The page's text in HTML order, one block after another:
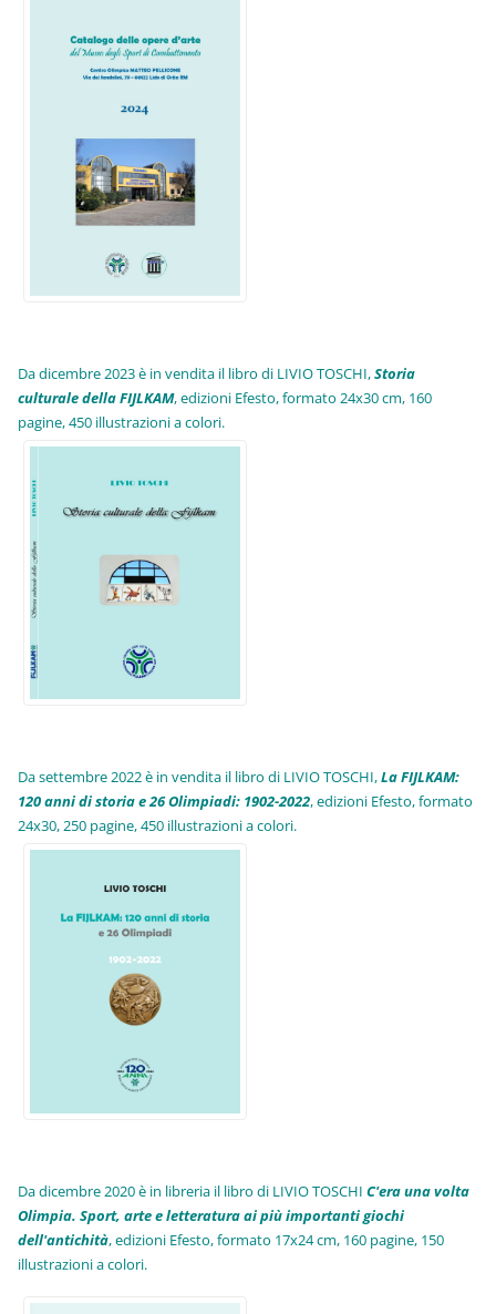
Da dicembre 2023 è in vendita il libro di LIVIO TOSCHI,Storia
culturale della FIJLKAM, edizioni Efesto, formato 24x30 cm, 160
pagine, 450 illustrazioni a colori.
Da settembre 2022 è in vendita il libro di LIVIO TOSCHI,La FIJLKAM:
120 anni di storia e 26 Olimpiadi: 1902-2022, edizioni Efesto, formato
24x30, 250 pagine, 450 illustrazioni a colori.
Da dicembre 2020 è in libreria il libro di LIVIO TOSCHIC'era una volta
Olimpia. Sport, arte e letteratura ai più importanti giochi
dell'antichità,edizioni Efesto, formato 17x24 cm, 160 pagine, 150
illustrazioni a colori.